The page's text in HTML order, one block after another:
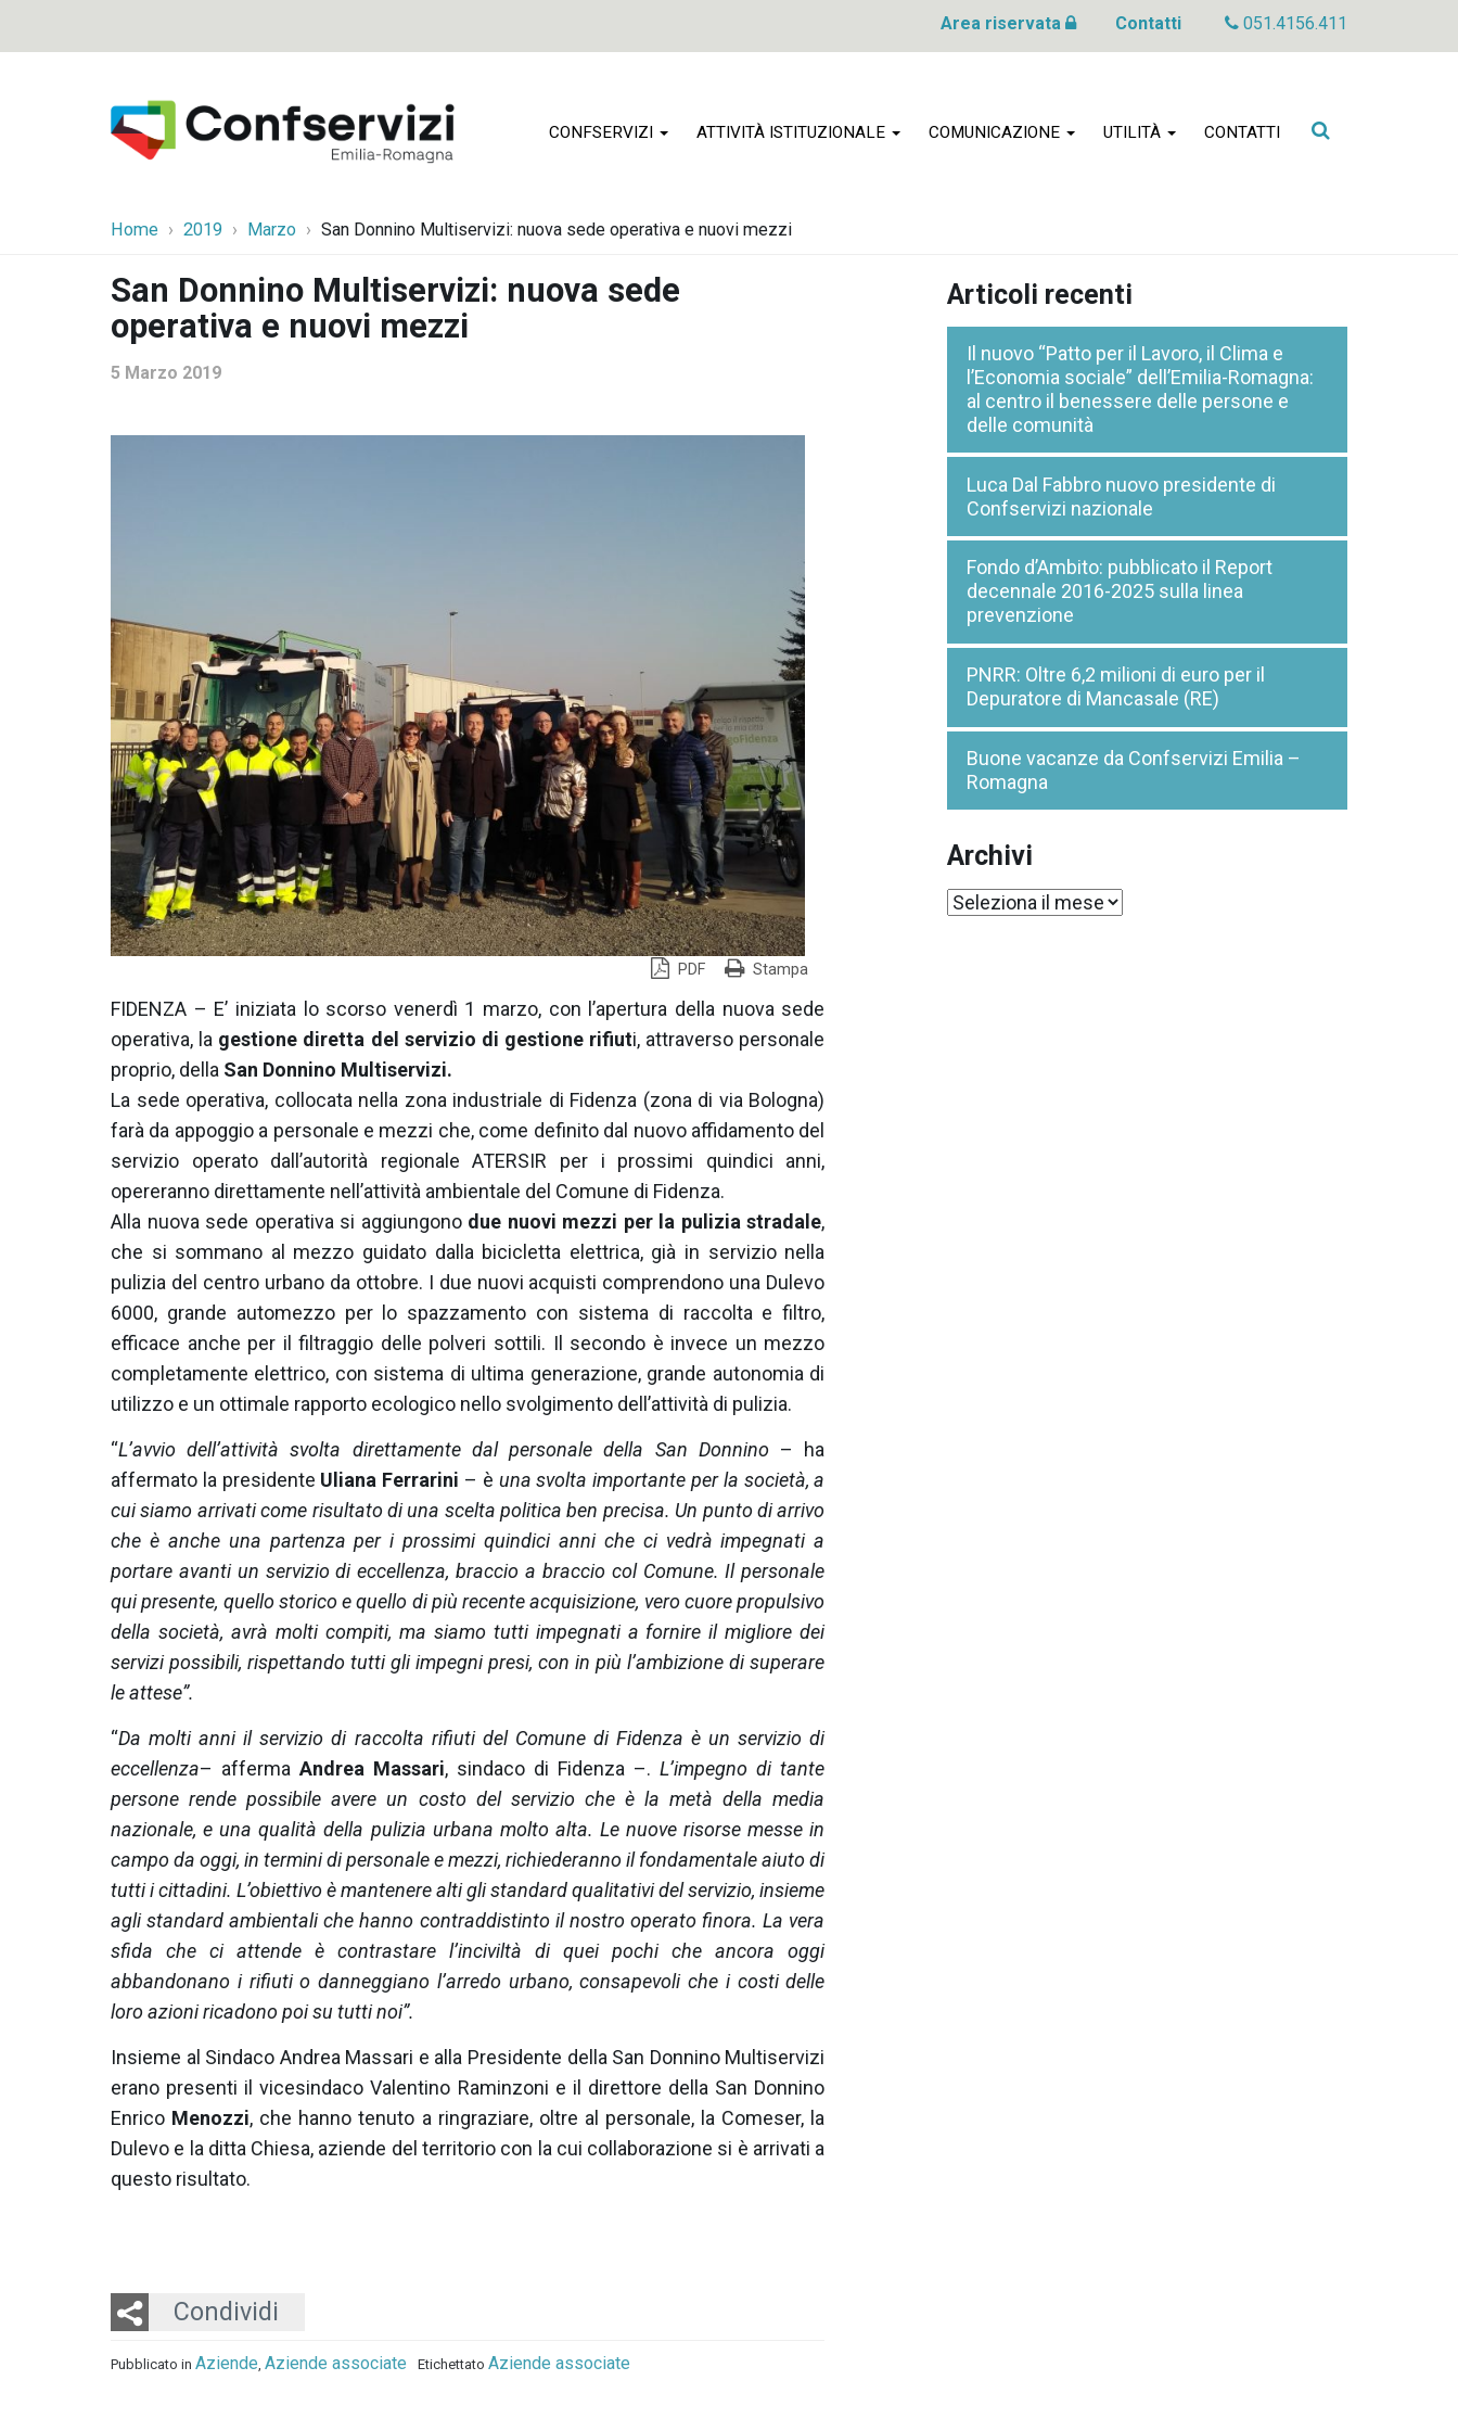
Area riservata Contatti 051.4156.411
CONFSERVIZI ATTIVITÀ ISTITUZIONALE COMUNICAZIONE UTILITÀ CONTATTI
Cerca
Home 2019 Marzo San Donnino Multiservizi: nuova sede operativa e nuovi mezzi
San Donnino Multiservizi: nuova sede
operativa e nuovi mezzi
5 Marzo 2019
PDF Stampa
FIDENZA – E’ iniziata lo scorso venerdì 1 marzo, con l’apertura della nuova sede
operativa, la gestione diretta del servizio di gestione rifiuti, attraverso personale
proprio, della San Donnino Multiservizi.
La sede operativa, collocata nella zona industriale di Fidenza (zona di via Bologna)
farà da appoggio a personale e mezzi che, come definito dal nuovo affidamento del
servizio operato dall’autorità regionale ATERSIR per i prossimi quindici anni,
opereranno direttamente nell’attività ambientale del Comune di Fidenza.
Alla nuova sede operativa si aggiungono due nuovi mezzi per la pulizia stradale,
che si sommano al mezzo guidato dalla bicicletta elettrica, già in servizio nella
pulizia del centro urbano da ottobre. I due nuovi acquisti comprendono una Dulevo
6000, grande automezzo per lo spazzamento con sistema di raccolta e filtro,
efficace anche per il filtraggio delle polveri sottili. Il secondo è invece un mezzo
completamente elettrico, con sistema di ultima generazione, grande autonomia di
utilizzo e un ottimale rapporto ecologico nello svolgimento dell’attività di pulizia.
“L’avvio dell’attività svolta direttamente dal personale della San Donnino– ha
affermato la presidente Uliana Ferrarini – è una svolta importante per la società, a
cui siamo arrivati come risultato di una scelta politica ben precisa. Un punto di arrivo
che è anche una partenza per i prossimi quindici anni che ci vedrà impegnati a
portare avanti un servizio di eccellenza, braccio a braccio col Comune. Il personale
qui presente, quello storico e quello di più recente acquisizione, vero cuore propulsivo
della società, avrà molti compiti, ma siamo tutti impegnati a fornire il migliore dei
servizi possibili, rispettando tutti gli impegni presi, con in più l’ambizione di superare
le attese”.
“Da molti anni il servizio di raccolta rifiuti del Comune di Fidenza è un servizio di
eccellenza– affermaAndrea Massari, sindaco di Fidenza –.L’impegno di tante
persone rende possibile avere un costo del servizio che è la metà della media
nazionale, e una qualità della pulizia urbana molto alta. Le nuove risorse messe in
campo da oggi, in termini di personale e mezzi, richiederanno il fondamentale aiuto di
tutti i cittadini. L’obiettivo è mantenere alti gli standard qualitativi del servizio, insieme
agli standard ambientali che hanno contraddistinto il nostro operato finora. La vera
sfida che ci attende è contrastare l’inciviltà di quei pochi che ancora oggi
abbandonano i rifiuti o danneggiano l’arredo urbano, consapevoli che i costi delle
loro azioni ricadono poi su tutti noi”.
Insieme al Sindaco Andrea Massari e alla Presidente della San Donnino Multiservizi
erano presenti il vicesindaco Valentino Raminzoni e il direttore della San Donnino
Enrico Menozzi, che hanno tenuto a ringraziare, oltre al personale, la Comeser, la
Dulevo e la ditta Chiesa, aziende del territorio con la cui collaborazione si è arrivati a
questo risultato.
Condividi
Twitter
LinkedIn
Email
Pubblicato in Aziende, Aziende associate Etichettato Aziende associate
Articoli recenti
Il nuovo “Patto per il Lavoro, il Clima e
l’Economia sociale” dell’Emilia-Romagna:
al centro il benessere delle persone e
delle comunità
Luca Dal Fabbro nuovo presidente di
Confservizi nazionale
Fondo d’Ambito: pubblicato il Report
decennale 2016-2025 sulla linea
prevenzione
PNRR: Oltre 6,2 milioni di euro per il
Depuratore di Mancasale (RE)
Buone vacanze da Confservizi Emilia –
Romagna
Archivi
Archivi